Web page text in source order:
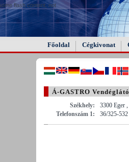
flash content, not
Főoldal Cégkivonat
Á-GASTRO
Székhely:
3300 Eger
Telefonszám 1:
36/325-532